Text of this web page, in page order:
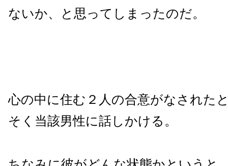
ないか、と思ってしまったのだ。
心の中に住む２人の合意がなされた
そく当該男性に話しかける。